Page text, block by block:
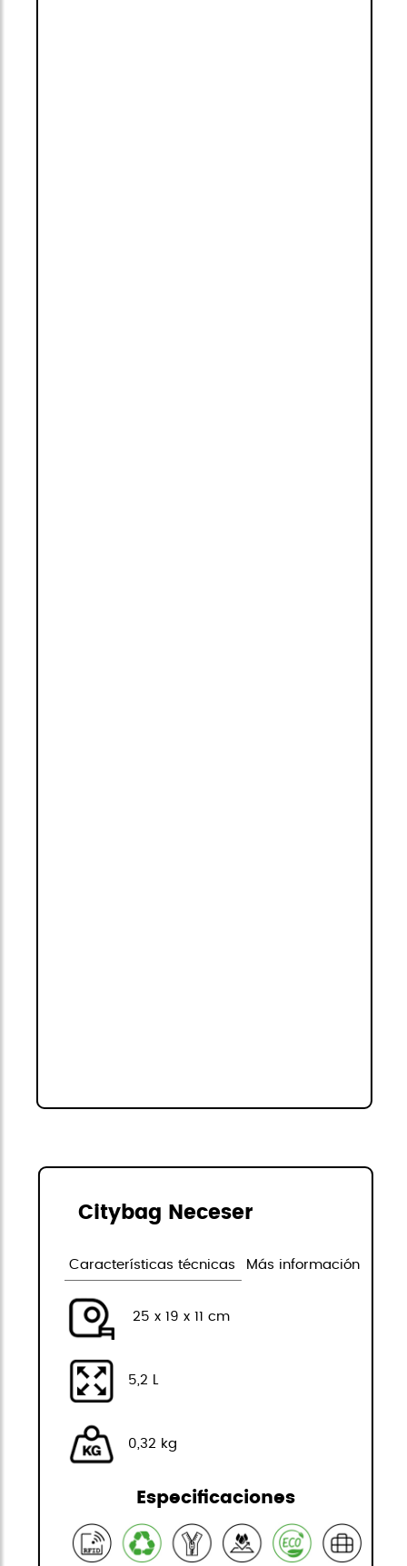
Citybag Neceser
Características técnicas Más información
25 x 19 x 11 cm
5,2 L
0,32 kg
Especificaciones